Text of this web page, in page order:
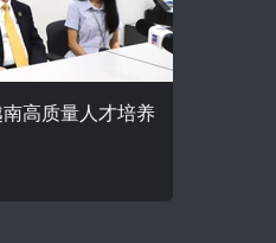
高质量人才培养